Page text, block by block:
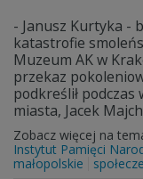
- Janusz Kurtyka -
katastrofie
Muzeum AK w
przekaz
podkreślił
miasta, Jacek
Zobacz więcej na
Instytut Pamięci
małopolskie